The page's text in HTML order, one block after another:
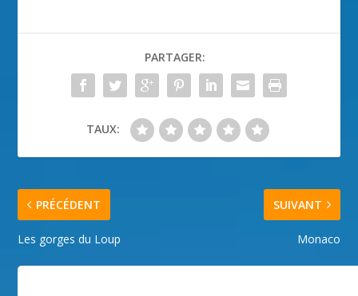
PARTAGER:
TAUX:
PRÉCÉDENT
Les gorges du Loup
SUIVANT
Monaco